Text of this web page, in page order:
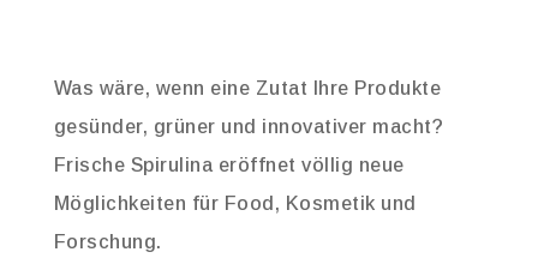
Was wäre, wenn eine Zutat Ihre Produkte
gesünder, grüner und innovativer macht?
Frische Spirulina eröffnet völlig neue
Möglichkeiten für Food, Kosmetik und
Forschung.